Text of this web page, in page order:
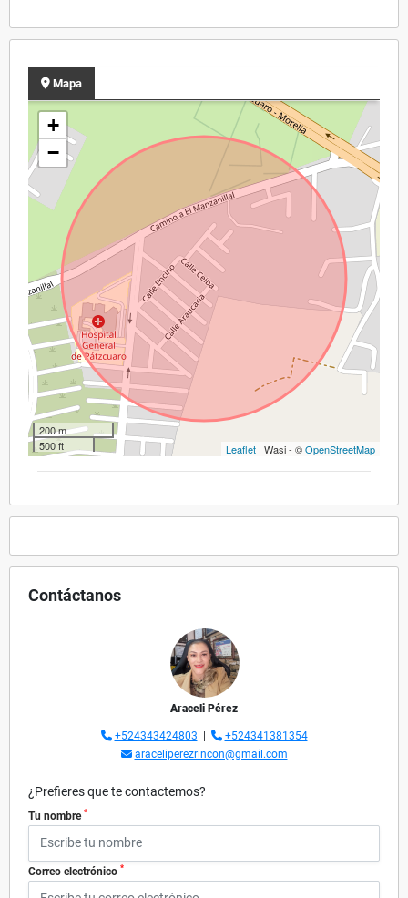
Mapa
+
−
200 m
500 ft
Leaflet | Wasi - ©OpenStreetMap
Contáctanos
Araceli Pérez
+524343424803 |
+524341381354
araceliperezrincon@gmail.com
¿Prefieres que te contactemos?
Tu nombre *
Correo electrónico *